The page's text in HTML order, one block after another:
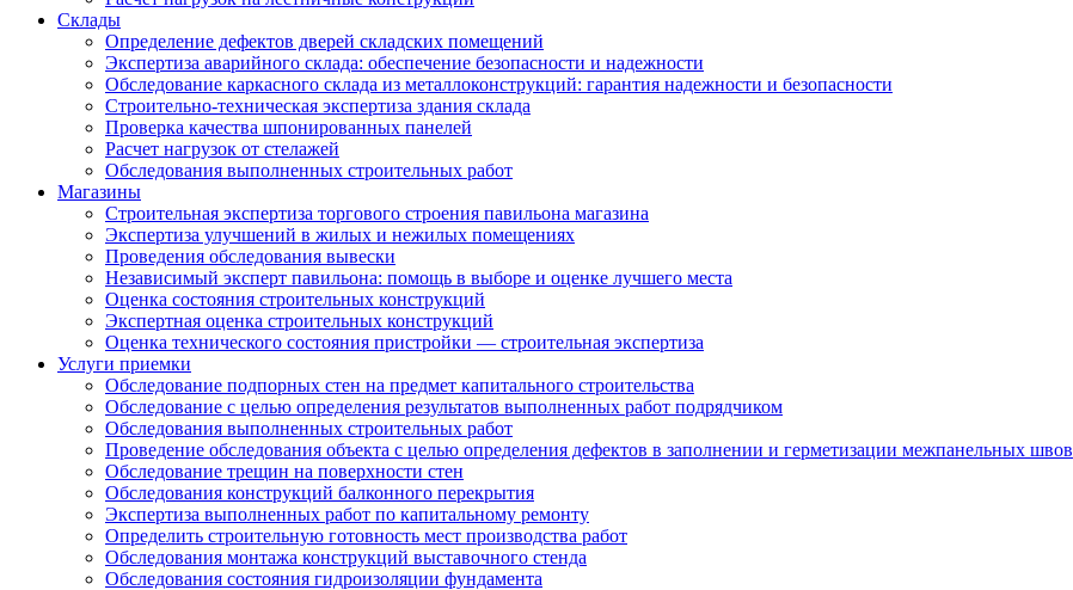
Склады
Определение дефектов дверей складских помещений
Экспертиза аварийного склада: обеспечение безопасности и надежности
Обследование каркасного склада из металлоконструкций: гарантия надежности и безопасности
Строительно-техническая экспертиза здания склада
Проверка качества шпонированных панелей
Расчет нагрузок от стелажей
Обследования выполненных строительных работ
Магазины
Строительная экспертиза торгового строения павильона магазина
Экспертиза улучшений в жилых и нежилых помещениях
Проведения обследования вывески
Независимый эксперт павильона: помощь в выборе и оценке лучшего места
Оценка состояния строительных конструкций
Экспертная оценка строительных конструкций
Оценка технического состояния пристройки — строительная экспертиза
Услуги приемки
Обследование подпорных стен на предмет капитального строительства
Обследование с целью определения результатов выполненных работ подрядчиком
Обследования выполненных строительных работ
Проведение обследования объекта с целью определения дефектов в заполнении и герметизации межпанельных швов
Обследование трещин на поверхности стен
Обследования конструкций балконного перекрытия
Экспертиза выполненных работ по капитальному ремонту
Определить строительную готовность мест производства работ
Обследования монтажа конструкций выставочного стенда
Обследования состояния гидроизоляции фундамента